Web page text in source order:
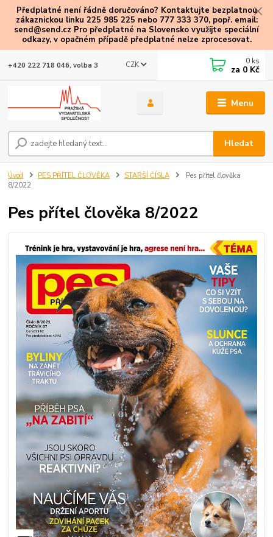
Předplatné není řádně doručováno? Kontaktujte bezplatnou
zákaznickou linku 225 985 225 nebo 777 333 370, popř. email:
send@send.cz Pro předplatné na Slovensko využijte speciální
odkazy, v opačném případě předplatné nelze zprocesovat.
Menu
CZK
Hledat
+420 222 718 046, volba 3 0 ks
za 0 Kč
Úvod PES PŘÍTEL ČLOVĚKA STARŠÍ ČÍSLA
Pes přítel člověka
8/2022
Pes přítel člověka 8/2022